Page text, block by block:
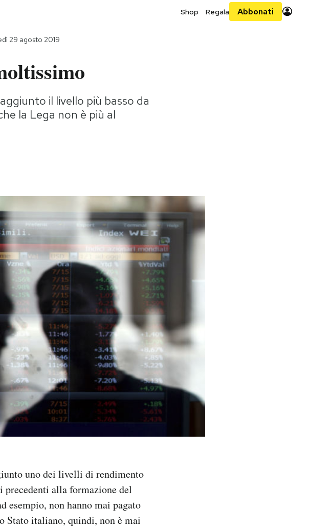
Shop Regala Abbonati
29 agosto 2019
il livello più basso da
la Lega non è più al
uno dei livelli di rendimento
alla formazione del
esempio, non hanno mai pagato
Stato italiano, quindi, non è mai